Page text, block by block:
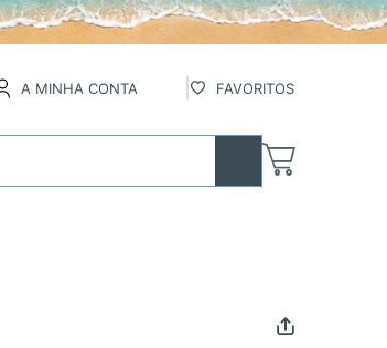
A MINHA CONTA FAVORITOS